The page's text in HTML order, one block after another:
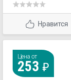
препарата:
повышать
умственную и
Нравится
Цена от
253